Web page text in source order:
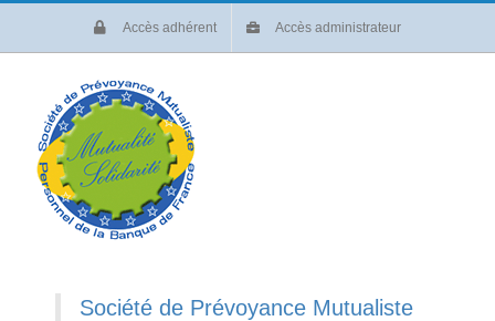
Passer
contenu
Accès adhérent Accès administrateur
Société de Prévoyance Mutualiste